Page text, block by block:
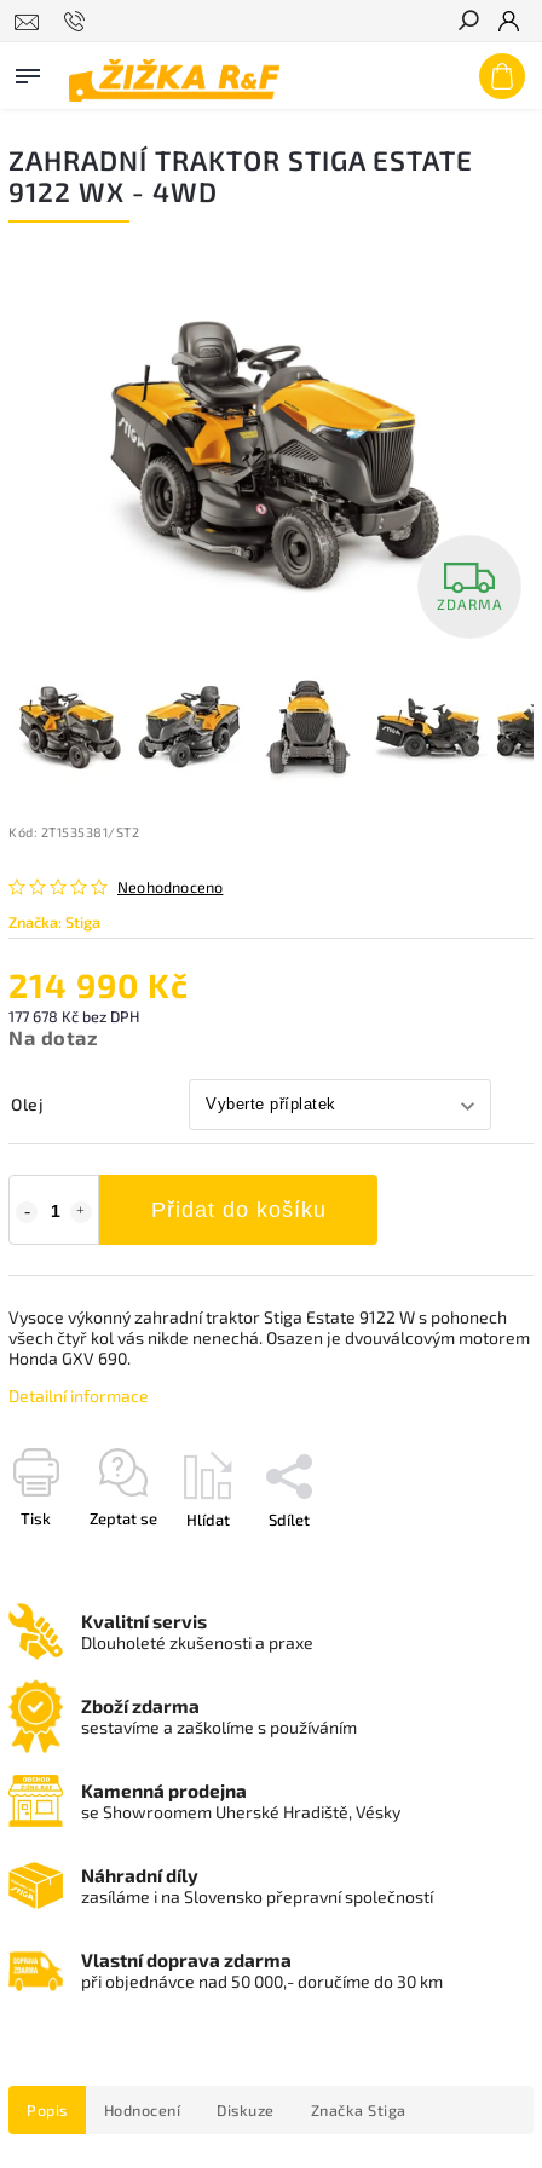
Hledat
ZAHRADNÍ TRAKTOR STIGA ESTATE
9122 WX - 4WD
ZDARMA
Kód: 2T1535381/ST2
Neohodnoceno
Značka:Stiga
214 990 Kč
177 678 Kč bez DPH
Na dotaz
Olej
Přidat do košíku
Vysoce výkonný zahradní traktor Stiga Estate 9122 W s pohonech
všech čtyř kol vás nikde nenechá. Osazen je dvouválcovým motorem
Honda GXV 690.
Detailní informace
Tisk Zeptat se Hlídat Sdílet
Kvalitní servis
Dlouholeté zkušenosti a praxe
Zboží zdarma
sestavíme a zaškolíme s používáním
Kamenná prodejna
se Showroomem Uherské Hradiště, Vésky
Náhradní díly
zasíláme i na Slovensko přepravní společností
Vlastní doprava zdarma
při objednávce nad 50 000,- doručíme do 30 km
Popis Hodnocení Diskuze Značka Stiga